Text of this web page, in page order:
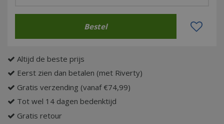
Altijd de beste prijs
Eerst zien dan betalen (met Riverty)
Gratis verzending (vanaf €74,99)
Tot wel 14 dagen bedenktijd
Gratis retour